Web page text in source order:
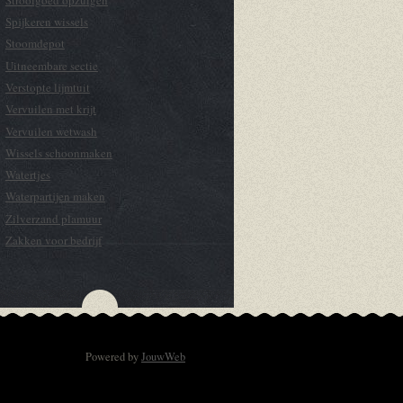
Spijkeren wissels
Stoomdepot
Uitneembare sectie
Verstopte lijmtuit
Vervuilen met krijt
Vervuilen wetwash
Wissels schoonmaken
Watertjes
Waterpartijen maken
Zilverzand plamuur
Zakken voor bedrijf
Powered byJouwWeb